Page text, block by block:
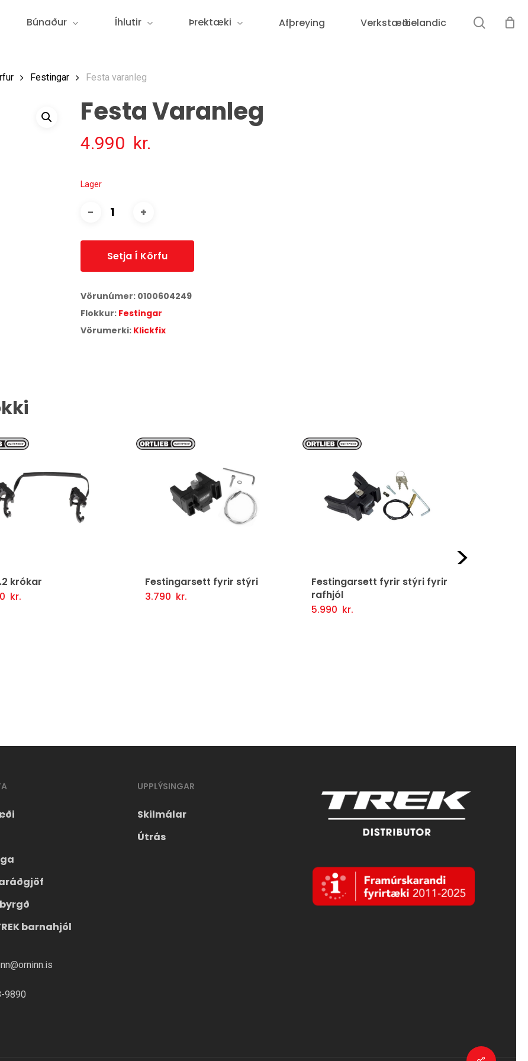
Búnaður Íhlutir Þrektæki Afþreying VerkstæðiIcelandic
Festingar Festa varanleg
Festa Varanleg
4.990 kr.
Lager
Setja Í Körfu
Vörunúmer: 0100604249
Flokkur: Festingar
Vörumerki: Klickfix
krókar
kr.
Í Körfu
Festingarsett fyrir stýri
3.790 kr.
Setja Í Körfu
Festingarsett fyrir stýri fyrir
rafhjól
5.990 kr.
Setja Í Körfu
barnahjól
9890
UPPLÝSINGAR
Skilmálar
Útrás